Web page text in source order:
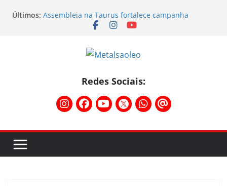
Últimos: Assembleia na Taurus fortalece campanha
salarial e mostra a força da categoria que exige
Nota de repúdio
Conselho Diretivo da CNM/CUT debate indústria e
Temporal destelha Ginásio Bigornão
Assembleia na Taurus – Campanha salarial
2026/2027
Redes Sociais: